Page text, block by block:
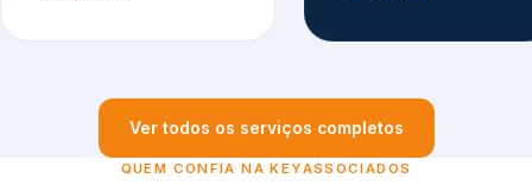
Ver todos os serviços completos
QUEM CONFIA NA KEYASSOCIADOS